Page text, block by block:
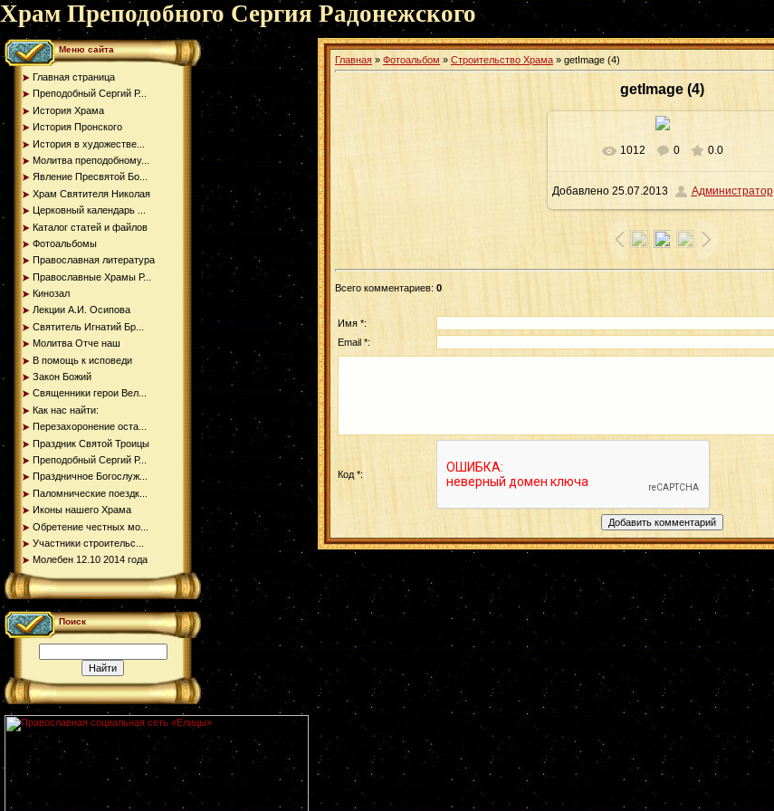
Храм Преподобного Сергия Радонежского
Меню сайта
Главная страница
Преподобный Сергий Р...
История Храма
История Пронского
История в художестве...
Молитва преподобному...
Явление Пресвятой Бо...
Храм Святителя Николая
Церковный календарь ...
Каталог статей и файлов
Фотоальбомы
Православная литература
Православные Храмы Р...
Кинозал
Лекции А.И. Осипова
Святитель Игнатий Бр...
Молитва Отче наш
В помощь к исповеди
Закон Божий
Священники герои Вел...
Как нас найти:
Перезахоронение оста...
Праздник Святой Троицы
Преподобный Сергий Р...
Праздничное Богослуж...
Паломнические поездк...
Иконы нашего Храма
Обретение честных мо...
Участники строительс...
Молебен 12.10 2014 года
Поиск
Главная » Фотоальбом » Строительство Храма » getImage (4)
getImage (4)
В реальном размере 640x426
73.5Kb
1012 0 0.0
Добавлено25.07.2013 Администратор
Всего комментариев: 0
Имя *:
Email *:
Код *: